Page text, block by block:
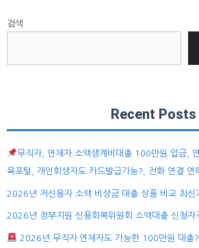
검색
Recent Posts
무직자, 연체자 소액생계비대출 100만원 입금,
육포털, 개인회생자도 카드발급가능?, 전화 연결 연
2026년 저신용자 소액 비상금 대출 상품 비교 최신
2026년 정부지원 신용회복위원회 소액대출 신청자
2026년 무직자·연체자도 가능한 100만원 대출